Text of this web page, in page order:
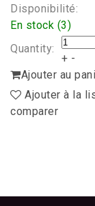
Disponibilité:
En stock (3)
Quantity:
+ -
Ajouter au
Ajouter à la
comparer